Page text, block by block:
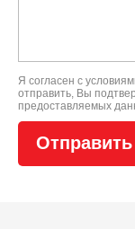
Я согласен с
отправить, Вы
предоставляемых